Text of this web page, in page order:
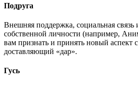
Подруга
Внешняя поддержка, социальная связь
собственной личности (например,
вам признать и принять новый
доставляющий «дар».
Гусь